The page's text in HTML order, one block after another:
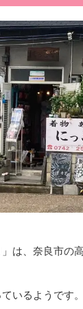
」は、奈良市の
いるようです。